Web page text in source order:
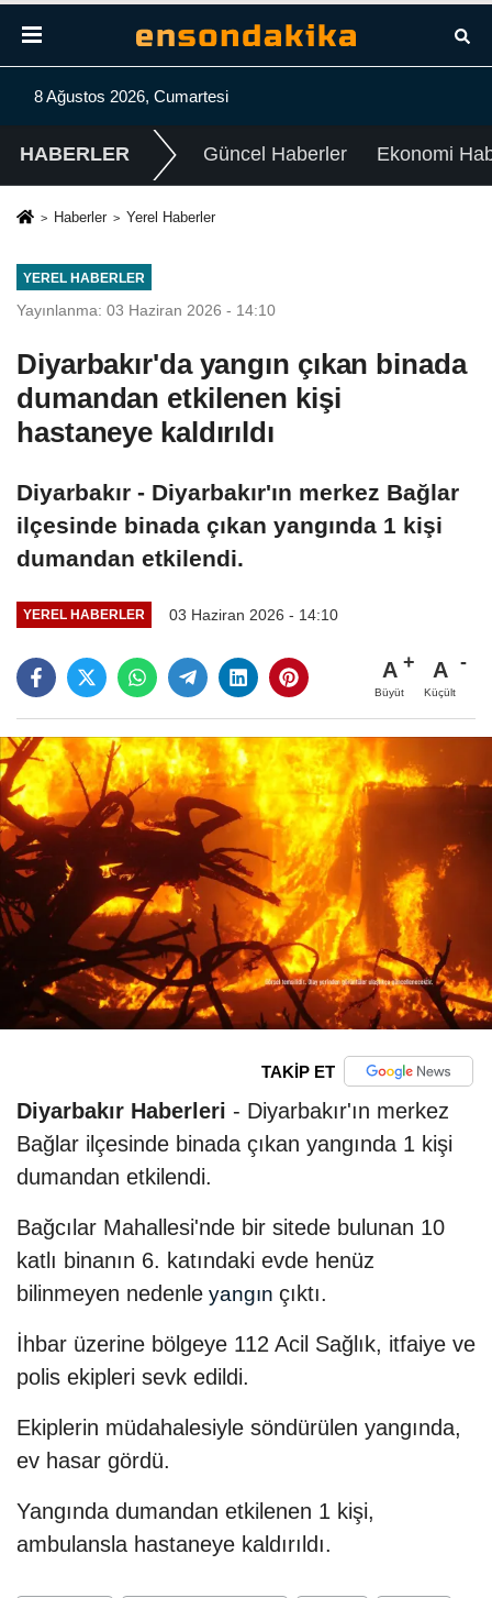
8 Ağustos 2026, Cumartesi
HABERLER Güncel Haberler Ekonomi
Haberler Yerel Haberler
YEREL HABERLER
Yayınlanma: 03 Haziran 2026 - 14:10
Diyarbakır'da yangın çıkan binada
dumandan etkilenen kişi
hastaneye kaldırıldı
Diyarbakır - Diyarbakır'ın merkez Bağlar
ilçesinde binada çıkan yangında 1 kişi
dumandan etkilendi.
YEREL HABERLER 03 Haziran 2026 - 14:10
A
Büyüt
A
Küçült
TAKİP ET
Diyarbakır Haberleri - Diyarbakır'ın merkez
Bağlar ilçesinde binada çıkan yangında 1 kişi
dumandan etkilendi.
Bağcılar Mahallesi'nde bir sitede bulunan 10
katlı binanın 6. katındaki evde henüz
bilinmeyen nedenle yangın çıktı.
İhbar üzerine bölgeye 112 Acil Sağlık, itfaiye ve
polis ekipleri sevk edildi.
Ekiplerin müdahalesiyle söndürülen yangında,
ev hasar gördü.
Yangında dumandan etkilenen 1 kişi,
ambulansla hastaneye kaldırıldı.